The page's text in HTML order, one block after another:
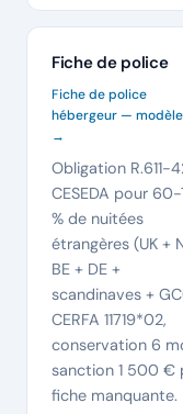
Fiche de police
Fiche de police
hébergeur — modèle
→
Obligation R.611-
CESEDA pour
% de nuitées
étrangères (UK +
BE + DE +
scandinaves +
CERFA 11719*02,
conservation 6
sanction 1 500 €
fiche manquante.